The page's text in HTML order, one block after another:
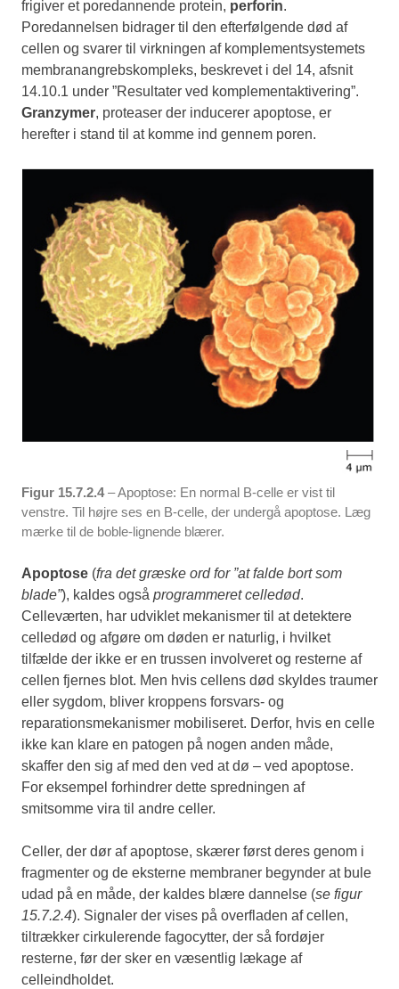
frigiver et poredannende protein, perforin.
Poredannelsen bidrager til den efterfølgende død af
cellen og svarer til virkningen af komplementsystemets
membranangrebskompleks, beskrevet i del 14, afsnit
14.10.1 under ”Resultater ved komplementaktivering”.
Granzymer, proteaser der inducerer apoptose, er
herefter i stand til at komme ind gennem poren.
Figur 15.7.2.4– Apoptose: En normal B-celle er vist til
venstre. Til højre ses en B-celle, der undergå apoptose. Læg
mærke til de boble-lignende blærer.
Apoptose (fra det græske ord for ”at falde bort som
blade”), kaldes også programmeret celledød.
Celleværten, har udviklet mekanismer til at detektere
celledød og afgøre om døden er naturlig, i hvilket
tilfælde der ikke er en trussen involveret og resterne af
cellen fjernes blot. Men hvis cellens død skyldes traumer
eller sygdom, bliver kroppens forsvars- og
reparationsmekanismer mobiliseret. Derfor, hvis en celle
ikke kan klare en patogen på nogen anden måde,
skaffer den sig af med den ved at dø – ved apoptose.
For eksempel forhindrer dette spredningen af
smitsomme vira til andre celler.
Celler, der dør af apoptose, skærer først deres genom i
fragmenter og de eksterne membraner begynder at bule
udad på en måde, der kaldes blære dannelse (se figur
15.7.2.4). Signaler der vises på overfladen af cellen,
tiltrækker cirkulerende fagocytter, der så fordøjer
resterne, før der sker en væsentlig lækage af
celleindholdet.